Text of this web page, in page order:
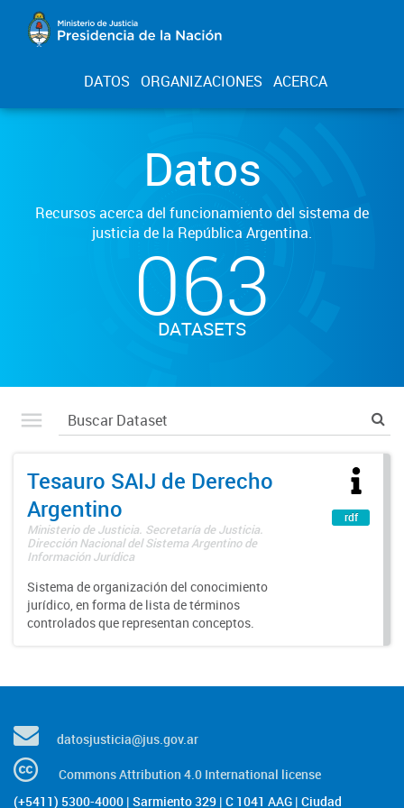
DATOS ORGANIZACIONES ACERCA
Datos
Recursos acerca del funcionamiento del sistema de
justicia de la República Argentina.
063
DATASETS
Tesauro SAIJ de Derecho
Argentino
Ministerio de Justicia. Secretaría de Justicia.
Dirección Nacional del Sistema Argentino de
Información Jurídica
Sistema de organización del conocimiento
jurídico, en forma de lista de términos
controlados que representan conceptos.
rdf
datosjusticia@jus.gov.ar
Commons Attribution 4.0 International license
(+5411) 5300-4000 | Sarmiento 329 | C 1041 AAG | Ciudad